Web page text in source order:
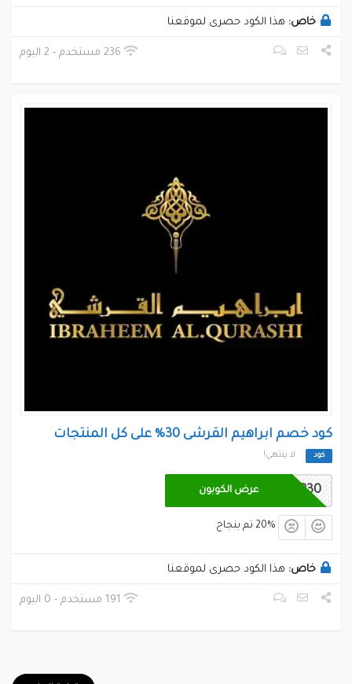
خاص: هذا الكود حصرى لموقعنا
كود خصم ابراهيم القرشى 30% على كل المنتجات
كود لا ينتهي!
R30 عرض الكوبون
20% تم بنجاح
خاص: هذا الكود حصرى لموقعنا
191 مستخدم - 0 اليوم